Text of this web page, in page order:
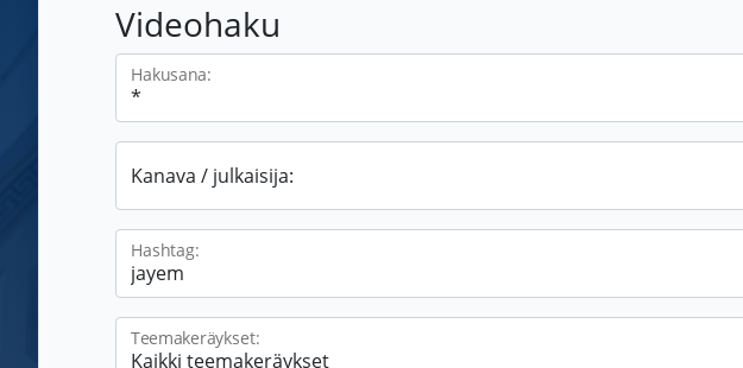
Videohaku
Hakusana:
Kanava / julkaisija:
Hashtag:
Teemakeräykset: